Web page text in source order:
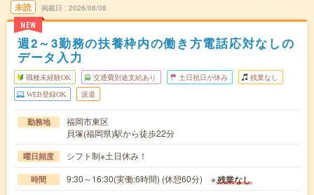
未読
NEW
掲載日 2026/08/08
週2～3勤務の扶養枠内の働き方電話応対なしの
データ入力
職種未経験OK 交通費別途支給あり 土日祝日が休み 残業なし
WEB登録OK 派遣
勤務地
福岡市東区
貝塚(福岡県)駅から徒歩22分
曜日頻度 シフト制※土日休み！
時間 9:30～16:30(実働:6時間) (休憩60分) ※残業なし